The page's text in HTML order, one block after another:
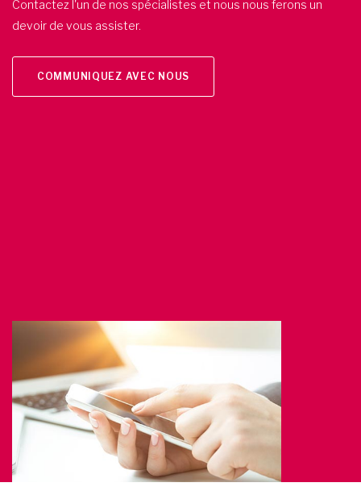
Contactez l'un de nos spécialistes et nous nous ferons un
devoir de vous assister.
COMMUNIQUEZ AVEC NOUS